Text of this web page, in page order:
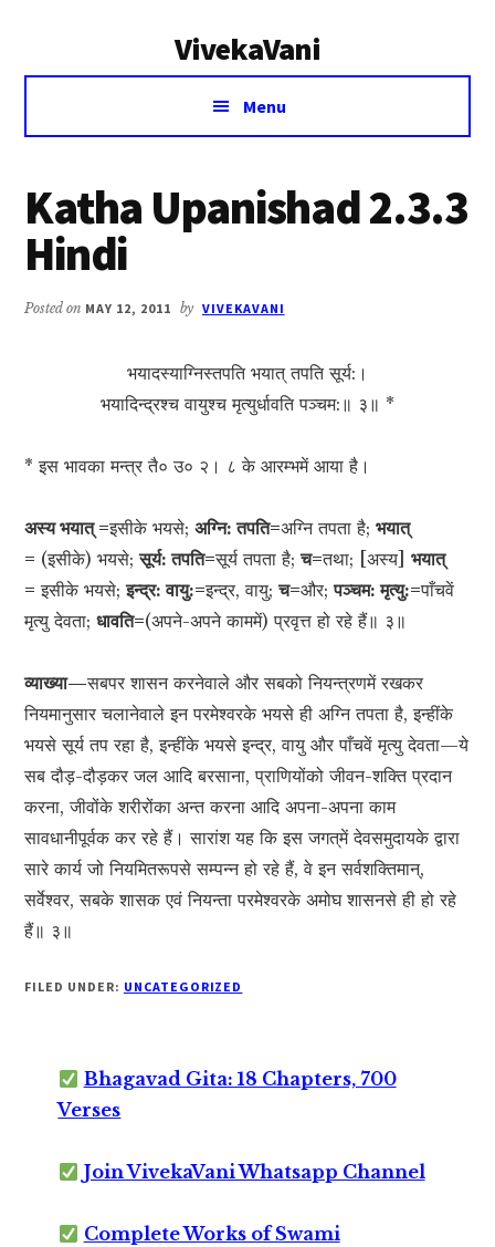
VivekaVani
Voice
Vivekananda
Menu
Katha Upanishad 2.3.3
Hindi
Posted on MAY 12, 2011 by VIVEKAVANI
भयादस्याग्निस्तपति भयात् तपति सूर्य:।
भयादिन्द्रश्च वायुश्च मृत्युर्धावति पञ्चम:॥ ३॥ *
* इस भावका मन्त्र तै० उ० २। ८ के आरम्भमें आया है।
अस्य भयात् =इसीके भयसे;अग्नि: तपति=अग्नि तपता है;भयात्
= (इसीके) भयसे;सूर्य: तपति=सूर्य तपता है;च=तथा; [अस्य]भयात्
= इसीके भयसे;इन्द्र: वायु:=इन्द्र, वायु;च=और;पञ्चम: मृत्यु:=पाँचवें
मृत्यु देवता;धावति=(अपने-अपने काममें) प्रवृत्त हो रहे हैं॥ ३॥
व्याख्या—सबपर शासन करनेवाले और सबको नियन्त्रणमें रखकर
नियमानुसार चलानेवाले इन परमेश्वरके भयसे ही अग्नि तपता है, इन्हींके
भयसे सूर्य तप रहा है, इन्हींके भयसे इन्द्र, वायु और पाँचवें मृत्यु देवता—ये
सब दौड़-दौड़कर जल आदि बरसाना, प्राणियोंको जीवन-शक्ति प्रदान
करना, जीवोंके शरीरोंका अन्त करना आदि अपना-अपना काम
सावधानीपूर्वक कर रहे हैं। सारांश यह कि इस जगत‍्में देवसमुदायके द्वारा
सारे कार्य जो नियमितरूपसे सम्पन्न हो रहे हैं, वे इन सर्वशक्तिमान्,
सर्वेश्वर, सबके शासक एवं नियन्ता परमेश्वरके अमोघ शासनसे ही हो रहे
हैं॥ ३॥
FILED UNDER: UNCATEGORIZED
Bhagavad Gita: 18 Chapters, 700
Verses
Join VivekaVani Whatsapp Channel
Complete Works of Swami